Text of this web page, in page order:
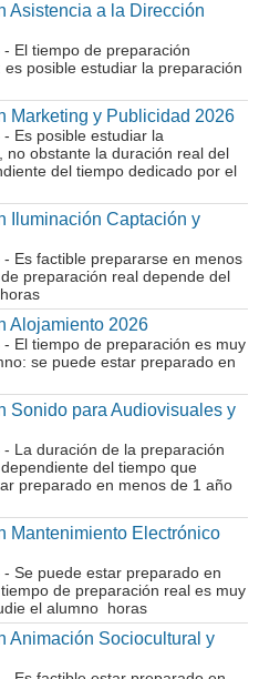
Asistencia a la Dirección
- El tiempo de preparación
posible estudiar la preparación
Marketing y Publicidad 2026
- Es posible estudiar la
obstante la duración real del
del tiempo dedicado por el
Iluminación Captación y
- Es factible prepararse en menos
preparación real depende del
Alojamiento 2026
- El tiempo de preparación es muy
se puede estar preparado en
Sonido para Audiovisuales y
- La duración de la preparación
del tiempo que
preparado en menos de 1 año
Mantenimiento Electrónico
- Se puede estar preparado en
de preparación real es muy
el alumno horas
Animación Sociocultural y